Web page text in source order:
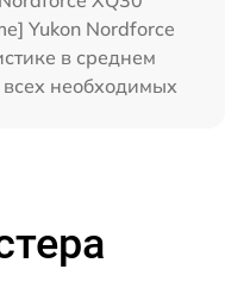
Yukon Nordforce
в среднем
необходимых